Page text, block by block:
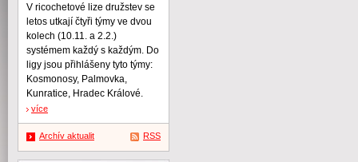
V ricochetové lize družstev se
letos utkají čtyři týmy ve dvou
kolech (10.11. a 2.2.)
systémem každý s každým. Do
ligy jsou přihlášeny tyto týmy:
Kosmonosy, Palmovka,
Kunratice, Hradec Králové.
více
Archív aktualit RSS